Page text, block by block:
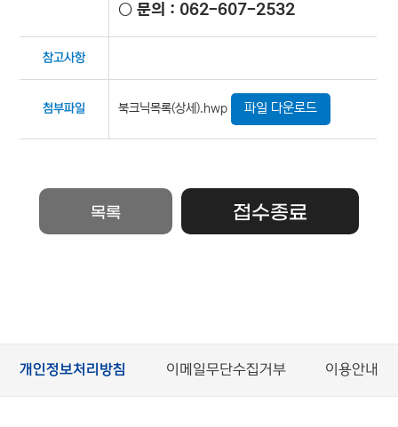
○ 문의 : 062-607-2532
참고사항
첨부파일 북크닉목록(상세).hwp 파일 다운로드
목록 접수종료
개인정보처리방침 이메일무단수집거부 이용안내